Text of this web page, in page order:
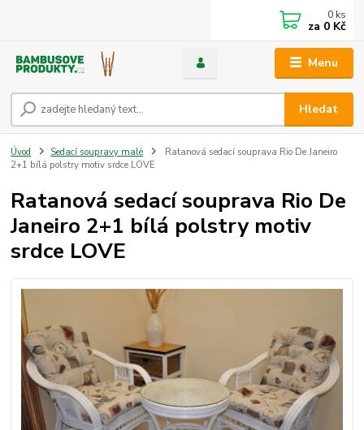
Menu
Hledat
0 ks
za 0 Kč
Úvod Sedací soupravy malé
Ratanová sedací souprava Rio De Janeiro
2+1 bílá polstry motiv srdce LOVE
Ratanová sedací souprava Rio De
Janeiro 2+1 bílá polstry motiv
srdce LOVE